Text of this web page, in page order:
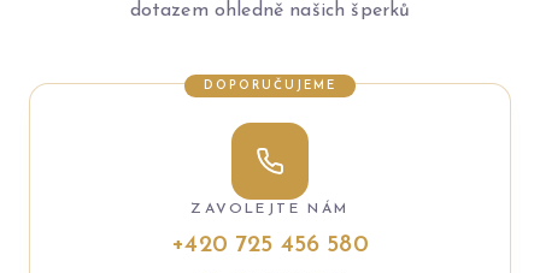
dotazem ohledně našich šperků
DOPORUČUJEME
ZAVOLEJTE NÁM
+420 725 456 580